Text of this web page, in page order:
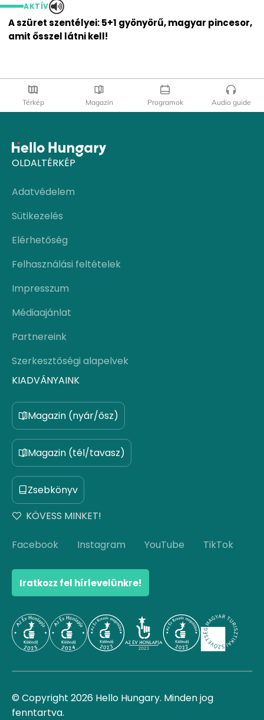
AKTÍV
A szüret szentélyei: 5+1 gyönyörű, magyar pincesor,
amit ősszel látni kell!
Térkép Magazin Programok Audio guide
OLDALTÉRKÉP
Adatvédelem
Sütikezelés
Elérhetőség
Felhasználási feltételek
Impresszum
Médiaajánlat
Partnereink
Szerkesztőségi alapelvek
KIADVÁNYAINK
Magazin (nyár/ősz)
Magazin (tél/tavasz)
Zsebkönyv
KÖVESS MINKET!
Facebook Instagram YouTube TikTok
Iratkozz fel hírlevelünkre!
© Copyright 2026 Hello Hungary. Minden jog
fenntartva.